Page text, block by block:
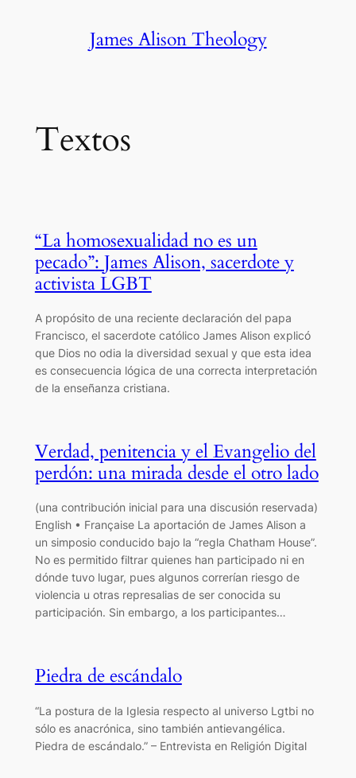
James Alison Theology
Textos
“La homosexualidad no es un
pecado”: James Alison, sacerdote y
activista LGBT
A propósito de una reciente declaración del papa
Francisco, el sacerdote católico James Alison explicó
que Dios no odia la diversidad sexual y que esta idea
es consecuencia lógica de una correcta interpretación
de la enseñanza cristiana.
Verdad, penitencia y el Evangelio del
perdón: una mirada desde el otro lado
(una contribución inicial para una discusión reservada)
English • Française La aportación de James Alison a
un simposio conducido bajo la “regla Chatham House”.
No es permitido filtrar quienes han participado ni en
dónde tuvo lugar, pues algunos correrían riesgo de
violencia u otras represalias de ser conocida su
participación. Sin embargo, a los participantes…
Piedra de escándalo
“La postura de la Iglesia respecto al universo Lgtbi no
sólo es anacrónica, sino también antievangélica.
Piedra de escándalo.” – Entrevista en Religión Digital